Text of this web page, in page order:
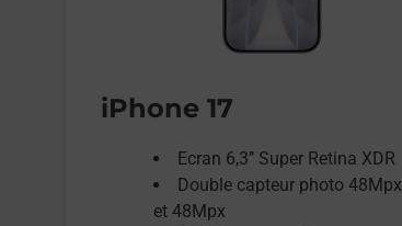
iPhone 17
Ecran 6,3’’ Super Retina XDR
Double capteur photo 48Mpx
et 48Mpx